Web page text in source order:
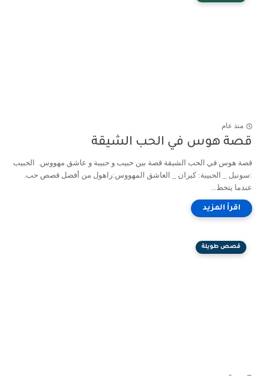
منذ عام
قصة هوس في الحب الشيقة
قصة هوس في الحب الشيقة قصة بين حبيب و حبيبة و عاشق مهووس. الحبيب
:سونيل _ الحبيبة: كيران _ العاشق المهووس:راهول من أفضل قصص حب.
عندما يتخط...
قصص طويلة